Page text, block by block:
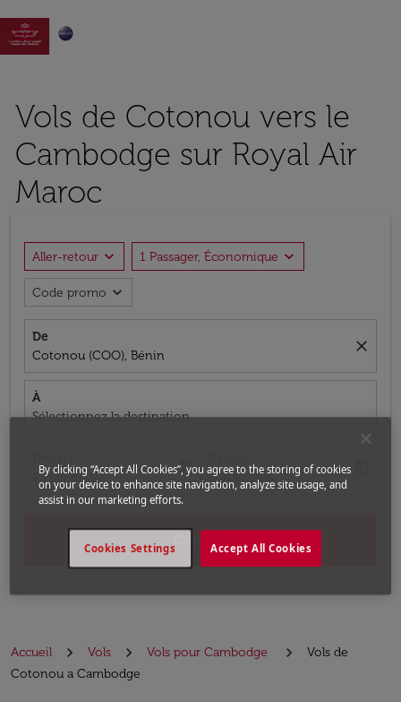

Vols de Cotonou vers le
Cambodge sur Royal Air
Maroc
Aller-retour expand_more 1 Passager, Économique expand_more
Code promo expand_more
De
Cotonou (COO), Bénin
close
À
Sélectionnez la destination
fc-booking-departure-date-aria-label
13/08/2026
today
fc-booking-return-date-aria-label
20/08/2026
Accueil Vols Vols pour Cambodge
Vols de
Cotonou a Cambodge
By clicking “Accept All Cookies”, you agree to the storing of cookies
on your device to enhance site navigation, analyze site usage, and
assist in our marketing efforts.
Accept All Cookies
Cookies Settings